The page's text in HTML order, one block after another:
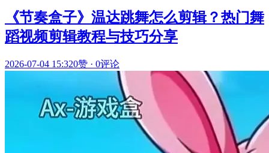
《节奏盒子》温达跳舞怎么剪辑？热门舞
蹈视频剪辑教程与技巧分享
2026-07-04 15:320赞 · 0评论